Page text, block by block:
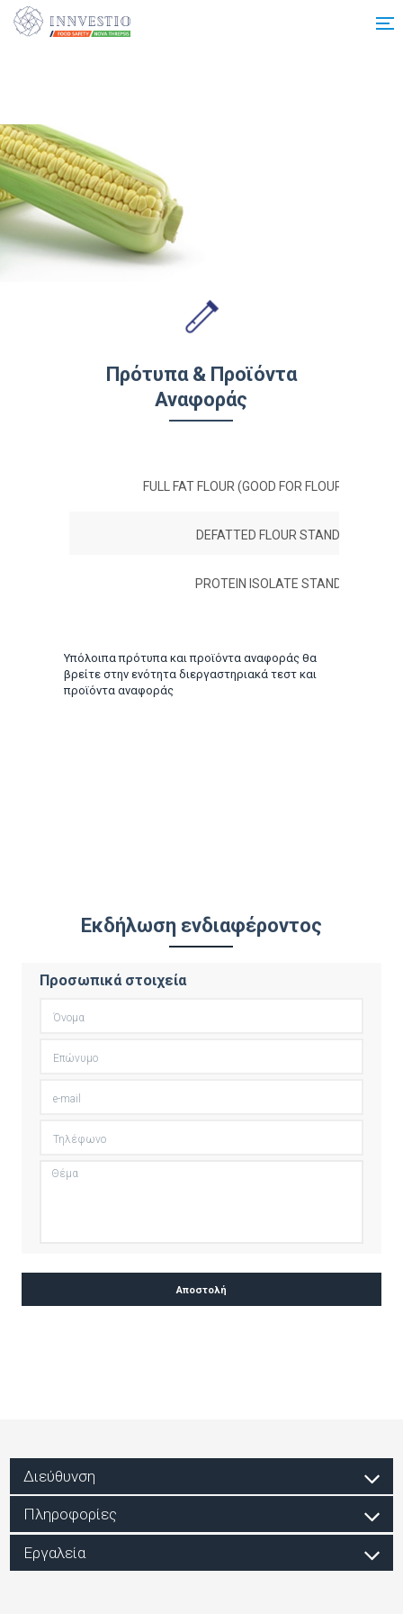
Additionally, paste this code immediately after the opening tag:
Πρότυπα & Προϊόντα
Αναφοράς
FULL FAT FLOUR (GOOD FOR FLOUR, MEAL &
DEFATTED FLOUR STANDARDS
PROTEIN ISOLATE STANDARDS
Υπόλοιπα πρότυπα και προϊόντα αναφοράς θα
βρείτε στην ενότητα διεργαστηριακά τεστ και
προϊόντα αναφοράς
Εκδήλωση ενδιαφέροντος
Προσωπικά στοιχεία
Διεύθυνση
Πληροφορίες
Εργαλεία